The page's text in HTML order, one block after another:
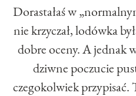
Dorastałaś w
nie krzyczał, lodówka
dobre oceny. A jednak
dziwne poczucie
czegokolwiek przypisać.